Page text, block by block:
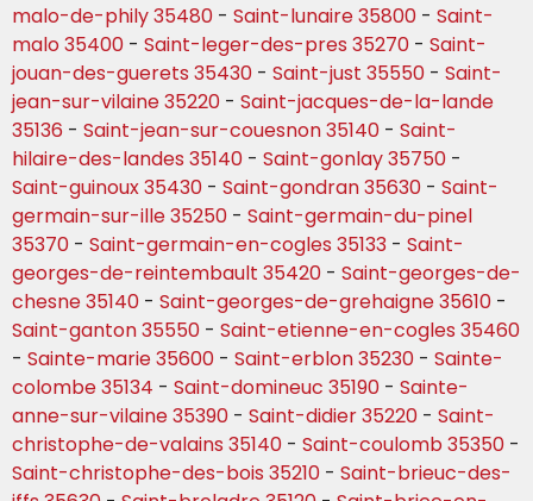
malo-de-phily 35480 - Saint-lunaire 35800 - Saint-
malo 35400 - Saint-leger-des-pres 35270 - Saint-
jouan-des-guerets 35430 - Saint-just 35550 - Saint-
jean-sur-vilaine 35220 - Saint-jacques-de-la-lande
35136 - Saint-jean-sur-couesnon 35140 - Saint-
hilaire-des-landes 35140 - Saint-gonlay 35750 -
Saint-guinoux 35430 - Saint-gondran 35630 - Saint-
germain-sur-ille 35250 - Saint-germain-du-pinel
35370 - Saint-germain-en-cogles 35133 - Saint-
georges-de-reintembault 35420 - Saint-georges-de-
chesne 35140 - Saint-georges-de-grehaigne 35610 -
Saint-ganton 35550 - Saint-etienne-en-cogles 35460
- Sainte-marie 35600 - Saint-erblon 35230 - Sainte-
colombe 35134 - Saint-domineuc 35190 - Sainte-
anne-sur-vilaine 35390 - Saint-didier 35220 - Saint-
christophe-de-valains 35140 - Saint-coulomb 35350 -
Saint-christophe-des-bois 35210 - Saint-brieuc-des-